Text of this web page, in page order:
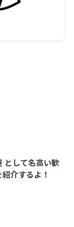
として名高い歓
介するよ！